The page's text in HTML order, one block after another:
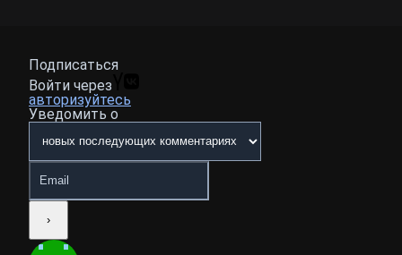
Подписаться
Войти через
авторизуйтесь
Уведомить о